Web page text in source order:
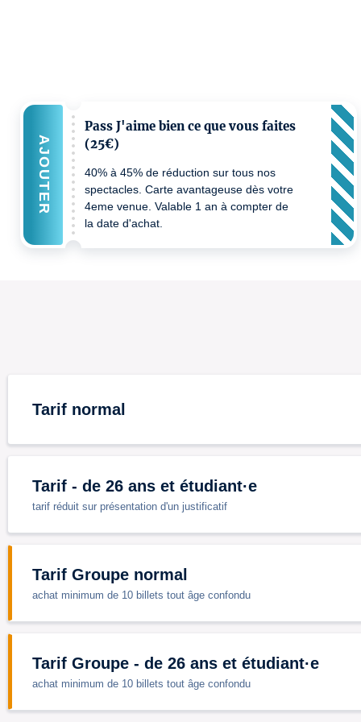
Pass J'aime bien ce que vous faites
(25€)
40% à 45% de réduction sur tous nos
spectacles. Carte avantageuse dès votre
4eme venue. Valable 1 an à compter de
la date d'achat.
AJOUTER
Tarif normal
Tarif - de 26 ans et étudiant·e
tarif réduit sur présentation d'un justificatif
Tarif Groupe normal
achat minimum de 10 billets tout âge confondu
Tarif Groupe - de 26 ans et étudiant·e
achat minimum de 10 billets tout âge confondu